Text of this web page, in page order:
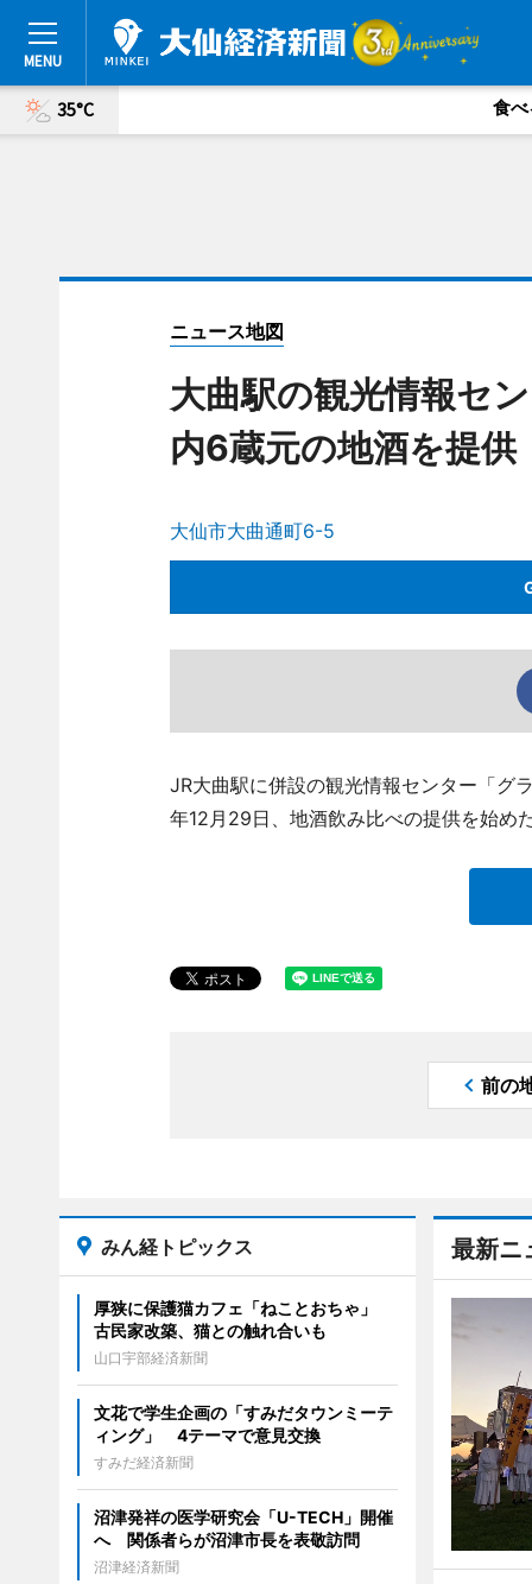
35°C 食べ
ニュース地図
大曲駅の観光情報セ
内6蔵元の地酒を提供
大仙市大曲通町6-5
JR大曲駅に併設の観光情報センター「
年12月29日、地酒飲み比べの提供を始め
前の
最新ニ
みん経トピックス
厚狭に保護猫カフェ「ねことおちゃ」
古民家改築、猫との触れ合いも
山口宇部経済新聞
文花で学生企画の「すみだタウンミーテ
ィング」 4テーマで意見交換
すみだ経済新聞
沼津発祥の医学研究会「U-TECH」開催
へ 関係者らが沼津市長を表敬訪問
沼津経済新聞